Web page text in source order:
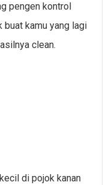
pengen kontrol
buat kamu yang lagi
clean.
di pojok kanan